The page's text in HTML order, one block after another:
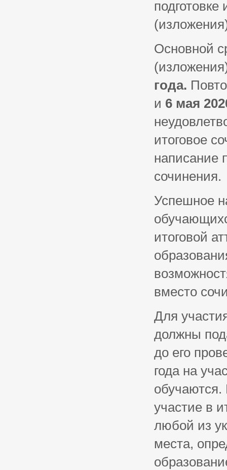
Основной
года.
и 6 мая
итоговое
написание
сочинения.
Успешное
итоговой
вместо
Для
должны
до его
года на
обучаются.
участие в
любой из
места,